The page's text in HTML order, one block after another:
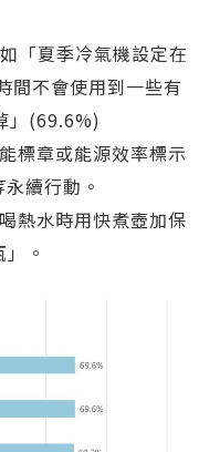
「夏季冷氣機設定在
間不會使用到一些有
」(69.6%)
標章或能源效率標示
續行動。
熱水時用快煮壺加保
。